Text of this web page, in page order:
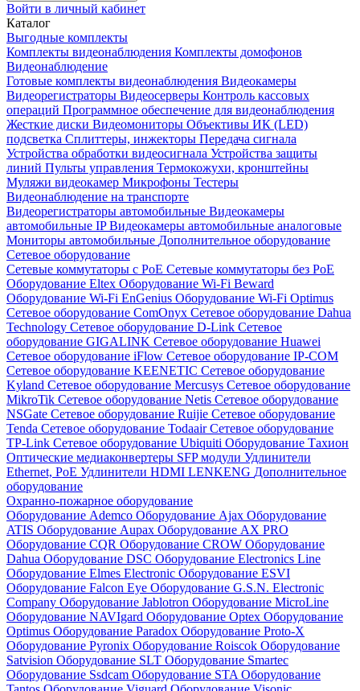
Войти в личный кабинет
Каталог
Выгодные комплекты
Комплекты видеонаблюдения Комплекты домофонов
Видеонаблюдение
Готовые комплекты видеонаблюдения Видеокамеры
Видеорегистраторы Видеосерверы Контроль кассовых
операций Программное обеспечение для видеонаблюдения
Жесткие диски Видеомониторы Объективы ИК (LED)
подсветка Сплиттеры, инжекторы Передача сигнала
Устройства обработки видеосигнала Устройства защиты
линий Пульты управления Термокожухи, кронштейны
Муляжи видеокамер Микрофоны Тестеры
Видеонаблюдение на транспорте
Видеорегистраторы автомобильные Видеокамеры
автомобильные IPВидеокамеры автомобильные аналоговые
Мониторы автомобильные Дополнительное оборудование
Сетевое оборудование
Сетевые коммутаторы с РоЕ Сетевые коммутаторы без РоЕ
Оборудование Eltex Оборудование Wi-Fi Beward
Оборудование Wi-Fi EnGenius Оборудование Wi-Fi Optimus
Сетевое оборудование ComOnyx Сетевое оборудование Dahua
Technology Сетевое оборудование D-Link Сетевое
оборудование GIGALINK Сетевое оборудование Huawei
Сетевое оборудование iFlow Сетевое оборудование IP-COM
Сетевое оборудование KEENETIC Сетевое оборудование
Kyland Сетевое оборудование Mercusys Сетевое оборудование
MikroTik Сетевое оборудование Netis Сетевое оборудование
NSGate Сетевое оборудование Ruijie Сетевое оборудование
Tenda Сетевое оборудование TodaairСетевое оборудование
TP-Link Сетевое оборудование Ubiquiti Оборудование Тахион
Оптические медиаконвертеры SFP модули Удлинители
Ethernet, PoE Удлинители HDMI LENKENG Дополнительное
оборудование
Охранно-пожарное оборудование
Оборудование Ademco Оборудование Ajax Оборудование
ATIS Оборудование Aupax Оборудование AX PRO
Оборудование CQR Оборудование CROW Оборудование
Dahua Оборудование DSC Оборудование Electronics Line
Оборудование Elmes Electronic Оборудование ESVI
Оборудование Falcon Eye Оборудование G.S.N. Electronic
Company Оборудование Jablotron Оборудование MicroLine
Оборудование NAVIgard Оборудование Optex Оборудование
Optimus Оборудование Paradox Оборудование Proto-X
Оборудование Pyronix Оборудование Roiscok Оборудование
Satvision Оборудование SLT Оборудование Smartec
Оборудование Ssdcam Оборудование STA Оборудование